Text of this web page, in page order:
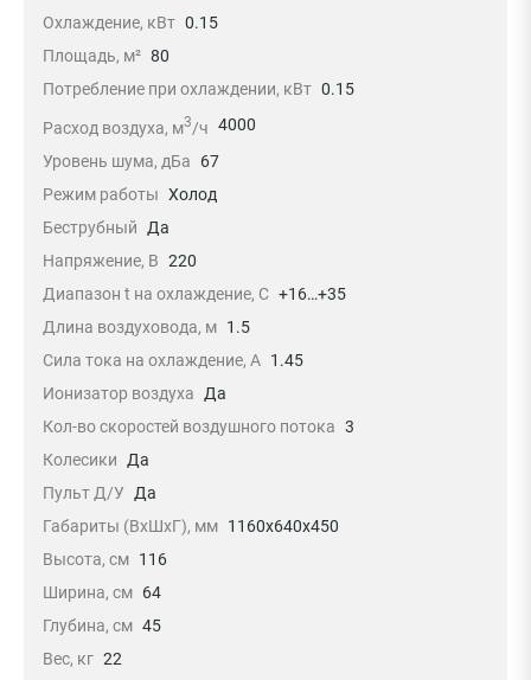
Охлаждение, кВт 0.15
Площадь, м² 80
Потребление при охлаждении, кВт 0.15
Расход воздуха, м3/ч 4000
Уровень шума, дБа
67
Режим работы Холод
Беструбный
Да
Напряжение, В 220
Диапазон t на охлаждение, С +16…+35
Длина воздуховода, м 1.5
Сила тока на охлаждение, А 1.45
Ионизатор воздуха
Да
Кол-во скоростей воздушного потока 3
Колесики
Да
Пульт Д/У
Да
Габариты (ВхШхГ), мм 1160x640x450
Высота, см 116
Ширина, см 64
Глубина, см 45
Вес, кг 22